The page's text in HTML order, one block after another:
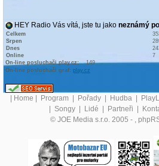
HEY Radio Vás vítá, jste tu jako neznámý
Celkem
Srpen
Dnes
Online
7
On-line posluchači play.cz:
149
On-line posluchači graf: play.cz
Home Program Pořady Hudba
Songy Lidé Partneři
© JOE Media s.r.o. 2005 - ,